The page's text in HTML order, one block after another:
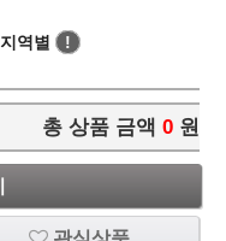
지역별
!
총 상품 금액 0 원